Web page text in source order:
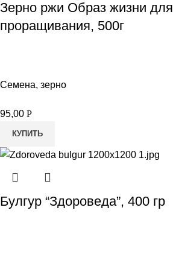
Зерно ржи Образ жизни для
проращивания, 500г
Семена, зерно
95,00 Р
КУПИТЬ
Булгур “Здороведа”, 400 гр